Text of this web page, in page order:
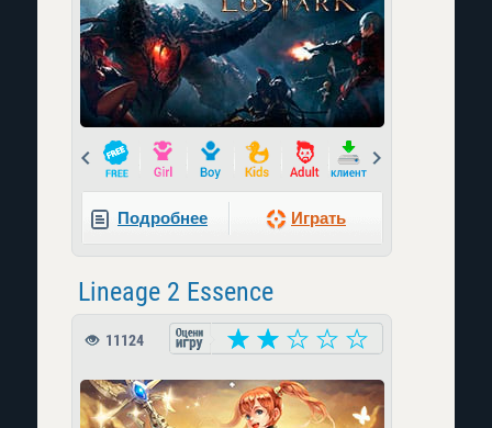
Prev
Подробнее Играть
Lineage 2 Essence
11124